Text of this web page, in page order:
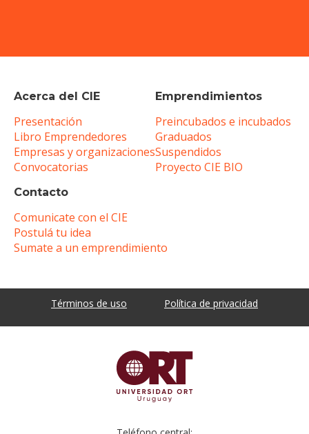
Acerca del CIE
Presentación
Libro Emprendedores
Empresas y organizaciones
Convocatorias
Emprendimientos
Preincubados e incubados
Graduados
Suspendidos
Proyecto CIE BIO
Contacto
Comunicate con el CIE
Postulá tu idea
Sumate a un emprendimiento
Términos de uso Política de privacidad